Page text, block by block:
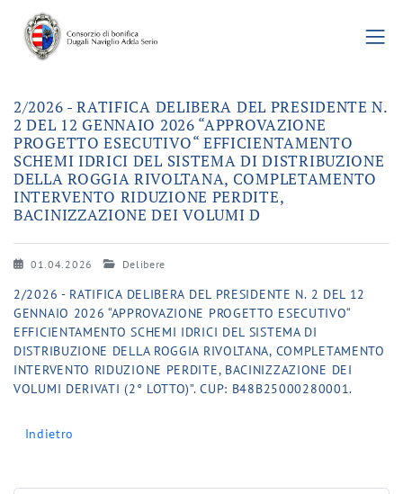
2/2026 - RATIFICA DELIBERA DEL PRESIDENTE N.
2 DEL 12 GENNAIO 2026 “APPROVAZIONE
PROGETTO ESECUTIVO“ EFFICIENTAMENTO
SCHEMI IDRICI DEL SISTEMA DI DISTRIBUZIONE
DELLA ROGGIA RIVOLTANA, COMPLETAMENTO
INTERVENTO RIDUZIONE PERDITE,
BACINIZZAZIONE DEI VOLUMI D
01.04.2026 Delibere
2/2026 - RATIFICA DELIBERA DEL PRESIDENTE N. 2 DEL 12
GENNAIO 2026 “APPROVAZIONE PROGETTO ESECUTIVO“
EFFICIENTAMENTO SCHEMI IDRICI DEL SISTEMA DI
DISTRIBUZIONE DELLA ROGGIA RIVOLTANA, COMPLETAMENTO
INTERVENTO RIDUZIONE PERDITE, BACINIZZAZIONE DEI
VOLUMI DERIVATI (2° LOTTO)”. CUP: B48B25000280001.
Indietro